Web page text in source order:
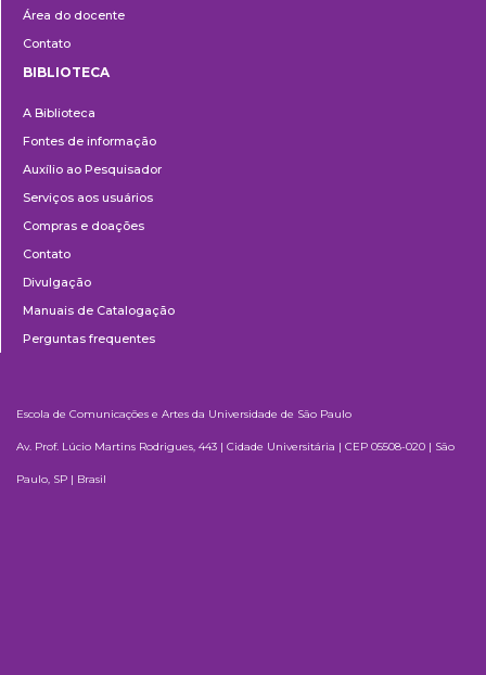
Área do docente
Contato
BIBLIOTECA
A Biblioteca
Fontes de informação
Auxílio ao Pesquisador
Serviços aos usuários
Compras e doações
Contato
Divulgação
Manuais de Catalogação
Perguntas frequentes
Escola de Comunicações e Artes da Universidade de São Paulo
Av. Prof. Lúcio Martins Rodrigues, 443 | Cidade Universitária | CEP 05508-020 | São
Paulo, SP | Brasil